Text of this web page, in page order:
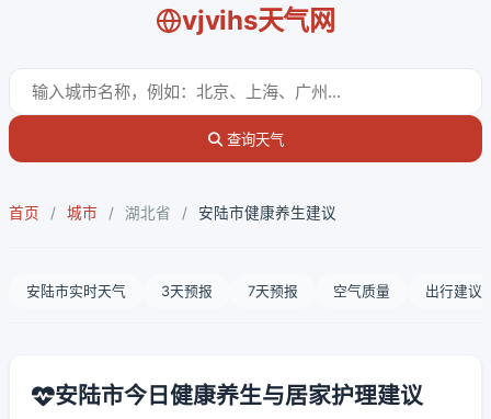
vjvihs天气网
查询天气
首页 / 城市 / 湖北省 / 安陆市健康养生建议
安陆市实时天气 3天预报 7天预报 空气质量 出行建议
安陆市今日健康养生与居家护理建议